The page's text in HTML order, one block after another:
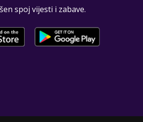
spoj vijesti i zabave.